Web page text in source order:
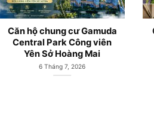
Căn hộ chung cư Gamuda
City Yên Sở mở bán từ
CĐT Gamuda Land
19 Tháng 5, 2026